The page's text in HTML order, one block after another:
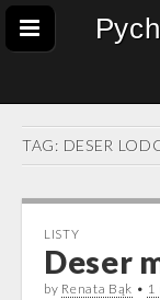
TAG: DESER
LISTY
Deser
by Renata Bąk • 1